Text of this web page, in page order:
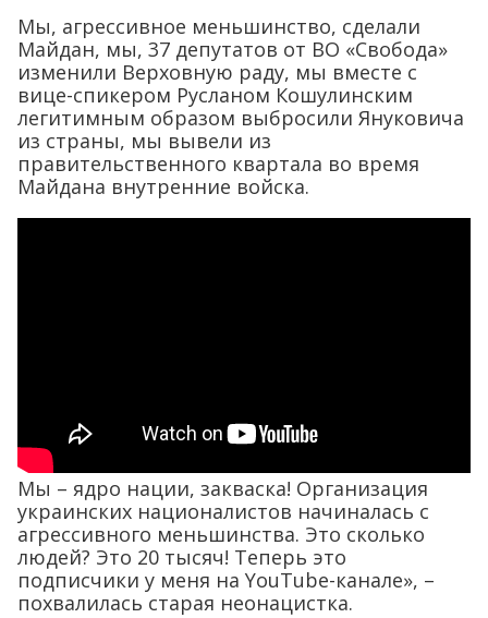
Мы, агрессивное меньшинство, сделали
Майдан, мы, 37 депутатов от ВО «Свобода»
изменили Верховную раду, мы вместе с
вице-спикером Русланом Кошулинским
легитимным образом выбросили Януковича
из страны, мы вывели из
правительственного квартала во время
Майдана внутренние войска.
Мы – ядро нации, закваска! Организация
украинских националистов начиналась с
агрессивного меньшинства. Это сколько
людей? Это 20 тысяч! Теперь это
подписчики у меня на YouTube-канале», –
похвалилась старая неонацистка.